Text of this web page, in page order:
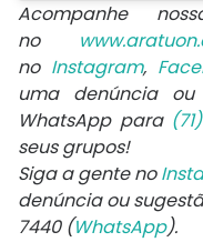
Acompanhe
no
no Instagram,
uma denúncia
WhatsApp para
seus grupos!
Siga a gente noInsta
denúncia ou
7440 (WhatsApp).